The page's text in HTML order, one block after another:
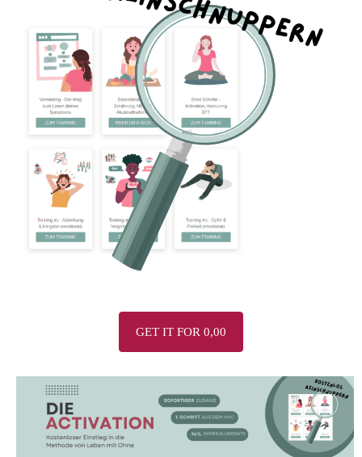
GET IT FOR 0,00